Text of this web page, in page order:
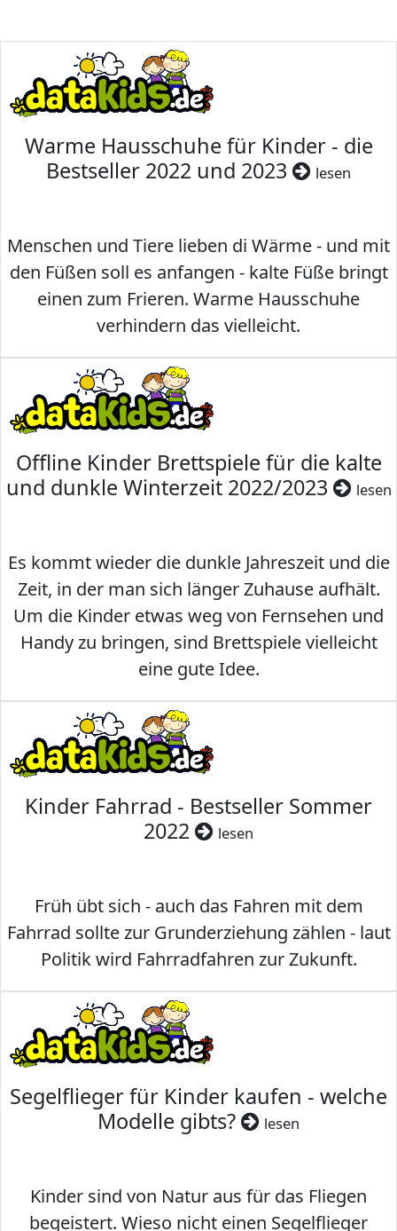
Warme Hausschuhe für Kinder - die
Bestseller 2022 und 2023
lesen
Menschen und Tiere lieben di Wärme - und mit
den Füßen soll es anfangen - kalte Füße bringt
einen zum Frieren. Warme Hausschuhe
verhindern das vielleicht.
Offline Kinder Brettspiele für die kalte
und dunkle Winterzeit 2022/2023
lesen
Es kommt wieder die dunkle Jahreszeit und die
Zeit, in der man sich länger Zuhause aufhält.
Um die Kinder etwas weg von Fernsehen und
Handy zu bringen, sind Brettspiele vielleicht
eine gute Idee.
Kinder Fahrrad - Bestseller Sommer
2022
lesen
Früh übt sich - auch das Fahren mit dem
Fahrrad sollte zur Grunderziehung zählen - laut
Politik wird Fahrradfahren zur Zukunft.
Segelflieger für Kinder kaufen - welche
Modelle gibts?
lesen
Kinder sind von Natur aus für das Fliegen
begeistert. Wieso nicht einen Segelflieger